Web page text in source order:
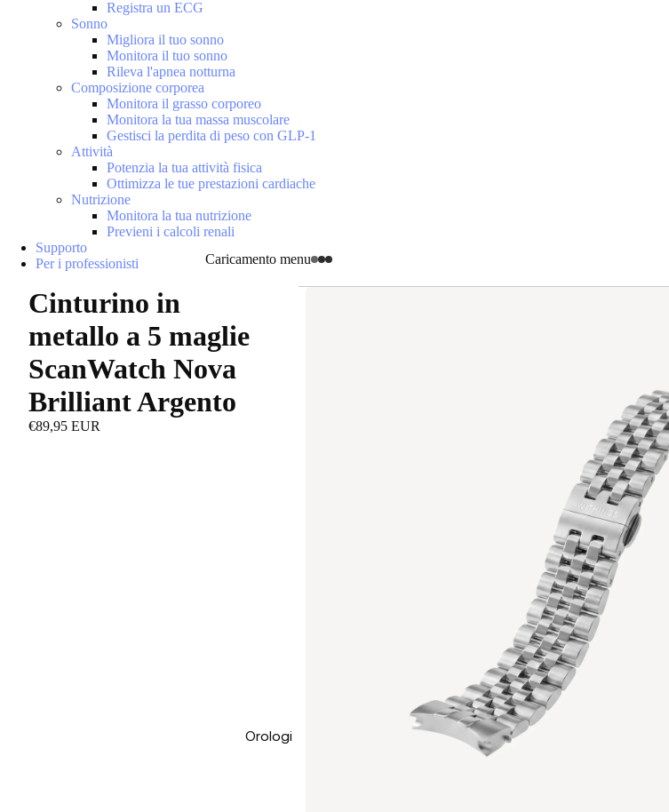
Caricamento menu
Orologi
Registra un ECG
Sonno
Migliora il tuo sonno
Monitora il tuo sonno
Rileva l'apnea notturna
Composizione corporea
Monitora il grasso corporeo
Monitora la tua massa muscolare
Gestisci la perdita di peso con GLP-1
Attività
Potenzia la tua attività fisica
Ottimizza le tue prestazioni cardiache
Nutrizione
Monitora la tua nutrizione
Previeni i calcoli renali
Supporto
Per i professionisti
Cinturino in
metallo a 5 maglie
ScanWatch Nova
Brilliant Argento
€89,95 EUR